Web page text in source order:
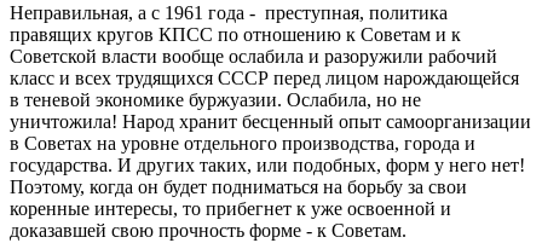
Неправильная, а с 1961 года - преступная, политика
правящих кругов КПСС по отношению к Советам и к
Советской власти вообще ослабила и разоружили рабочий
класс и всех трудящихся СССР перед лицом нарождающейся
в теневой экономике буржуазии. Ослабила, но не
уничтожила! Народ хранит бесценный опыт самоорганизации
в Советах на уровне отдельного производства, города и
государства. И других таких, или подобных, форм у него нет!
Поэтому, когда он будет подниматься на борьбу за свои
коренные интересы, то прибегнет к уже освоенной и
доказавшей свою прочность форме - к Советам.